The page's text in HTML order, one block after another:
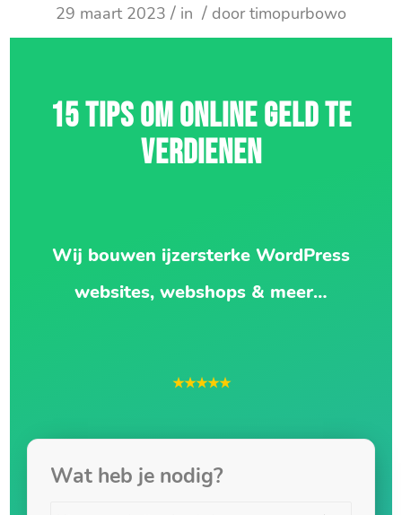
29 maart 2023 / in / doortimopurbowo
15 TIPS OM ONLINE GELD TE
VERDIENEN
Wij bouwen ijzersterke WordPress
websites, webshops & meer…
★★★★★
Wat heb je nodig?